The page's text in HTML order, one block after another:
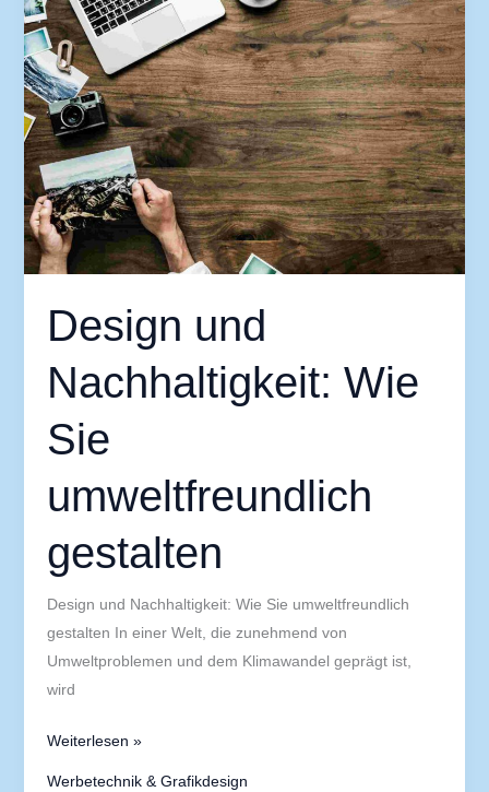
Design und
Nachhaltigkeit: Wie
Sie
umweltfreundlich
gestalten
Design und Nachhaltigkeit: Wie Sie umweltfreundlich
gestalten In einer Welt, die zunehmend von
Umweltproblemen und dem Klimawandel geprägt ist,
wird
Wie
Sie
umweltfreundlich
gestalten
Weiterlesen »
Werbetechnik & Grafikdesign